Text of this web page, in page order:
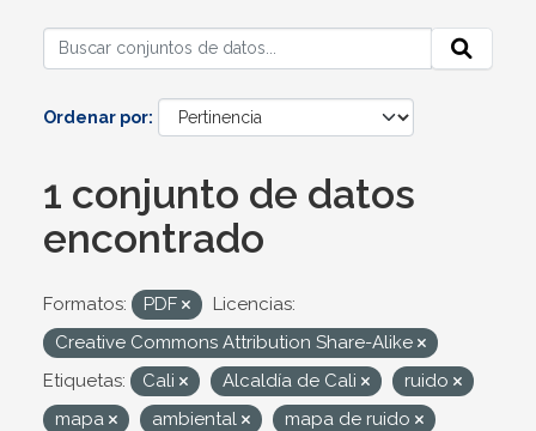
Ordenar por
1 conjunto de datos
encontrado
Formatos: PDF
Licencias:
Creative Commons Attribution Share-Alike
Etiquetas:
Cali Alcaldía de Cali
ruido
mapa
ambiental
mapa de ruido